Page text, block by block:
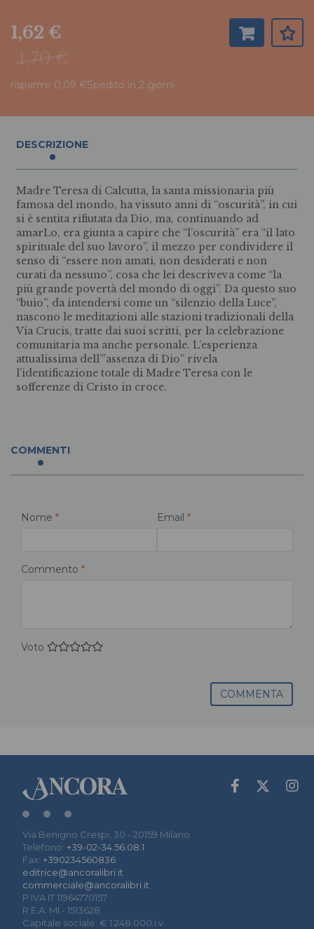
1,70 €
1,62 €
risparmi: 0,09 €Spedito in 2 giorni
DESCRIZIONE
Madre Teresa di Calcutta, la santa missionaria più
famosa del mondo, ha vissuto anni di “oscurità”, in cui
si è sentita rifiutata da Dio, ma, continuando ad
amarLo, era giunta a capire che “l’oscurità” era “il lato
spirituale del suo lavoro”, il mezzo per condividere il
senso di “essere non amati, non desiderati e non
curati da nessuno”, cosa che lei descriveva come “la
più grande povertà del mondo di oggi”. Da questo suo
“buio”, da intendersi come un “silenzio della Luce”,
nascono le meditazioni alle stazioni tradizionali della
Via Crucis, tratte dai suoi scritti, per la celebrazione
comunitaria ma anche personale. L’esperienza
attualissima dell’”assenza di Dio” rivela
l’identificazione totale di Madre Teresa con le
sofferenze di Cristo in croce.
COMMENTI
Nome * Email *
Commento *
Voto
COMMENTA
Via Benigno Crespi, 30 - 20159 Milano
Telefono: +39-02-34.56.08.1
Fax: +390234560836
editrice@ancoralibri.it
commerciale@ancoralibri.it
P.IVA IT 11964770157
R.E.A. MI - 1513628
Capitale sociale: € 1.248.000 i.v.